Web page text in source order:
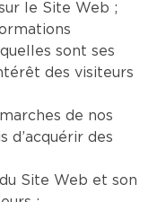
le Site Web ;
sont ses
des visiteurs
de nos
d’acquérir des
Site Web et son